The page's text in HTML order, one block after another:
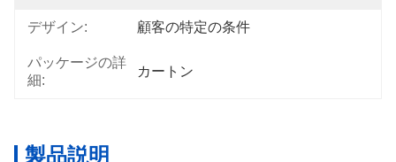
デザイン: 顧客の特定の条件
パッケージの詳
細:
カートン
製品説明